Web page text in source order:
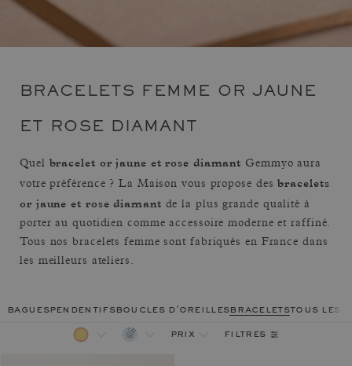
BRACELETS FEMME OR JAUNE
ET ROSE DIAMANT
Quel bracelet or jaune et rose diamant Gemmyo aura
votre préférence ? La Maison vous propose des bracelets
or jaune et rose diamant de la plus grande qualité à
porter au quotidien comme accessoire moderne et raffiné.
Tous nos bracelets femme sont fabriqués en France dans
les meilleurs ateliers.
baguespendentifsboucles d'oreillesbraceletstous les
prix filtres